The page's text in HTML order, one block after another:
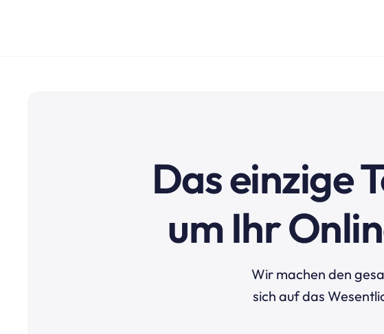
Das einzige
um Ihr
Wir machen den
sich auf das